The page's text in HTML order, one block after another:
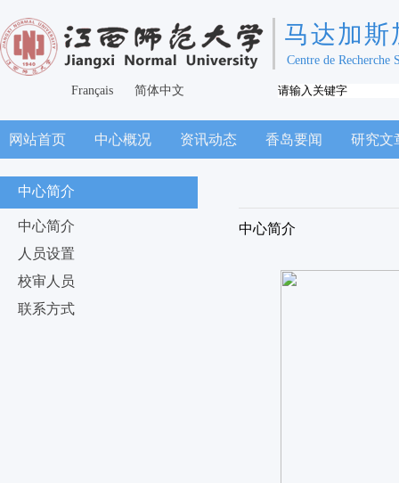
马达加斯
Centre de Recherche
Français 简体中文
网站首页 中心概况 资讯动态 香岛要闻 研究文
中心简介
中心简介
人员设置
校审人员
联系方式
中心简介